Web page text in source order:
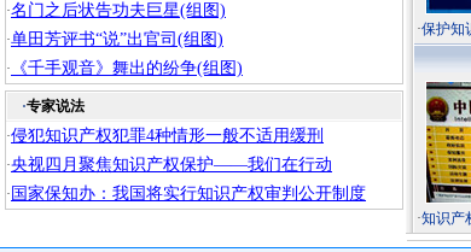
·名门之后状告功夫巨星(组图)
·单田芳评书“说”出官司(组图)
· 《千手观音》舞出的纷争(组图)
·专家说法
·侵犯知识产权犯罪4种情形一般不适用缓刑
·央视四月聚焦知识产权保护——我们在行动
· 国家保知办：我国将实行知识产权审判公开制度
·保护知
·知识产